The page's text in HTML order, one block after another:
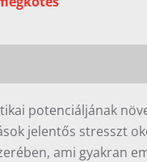
potenciáljának
jelentős stresszt
ami gyakran